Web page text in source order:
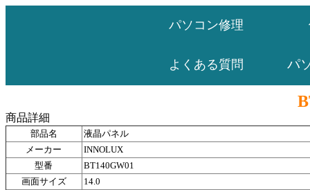
パソコン修理
よくある質問 パ
商品詳細
部品名
液晶パネル
メーカー
INNOLUX
型番
BT140GW01
画面サイズ
14.0